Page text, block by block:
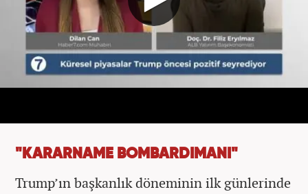
"KARARNAME BOMBARDIMANI"
Trump’ın başkanlık döneminin ilk günlerinde